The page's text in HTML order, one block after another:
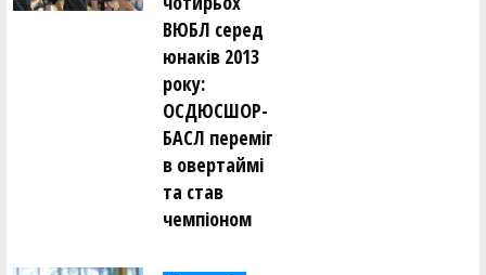
ВЮБЛ серед
юнаків 2013
року:
ОСДЮСШОР-
БАСЛ переміг
в овертаймі
та став
чемпіоном